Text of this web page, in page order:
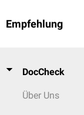
Empfehlung
DocCheck
Über Uns